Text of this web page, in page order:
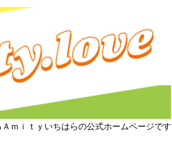
ｍｉｔｙいちはらの公式ホームページです